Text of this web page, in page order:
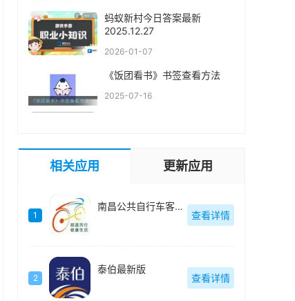
蚂蚁新村今日答案最新
2025.12.27
2026-01-07
《饭团看书》书签查看方法
2025-07-16
相关应用 更新应用
1
南昌公共自行车客户端(洪城乐骑行)最新版
查看详情
2
泰伯最新版
查看详情